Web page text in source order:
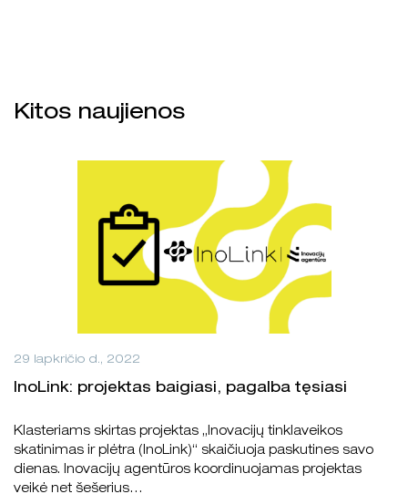
Kitos naujienos
29 lapkričio d., 2022
InoLink: projektas baigiasi, pagalba tęsiasi
Klasteriams skirtas projektas „Inovacijų tinklaveikos
skatinimas ir plėtra (InoLink)“ skaičiuoja paskutines savo
dienas. Inovacijų agentūros koordinuojamas projektas
veikė net šešerius…